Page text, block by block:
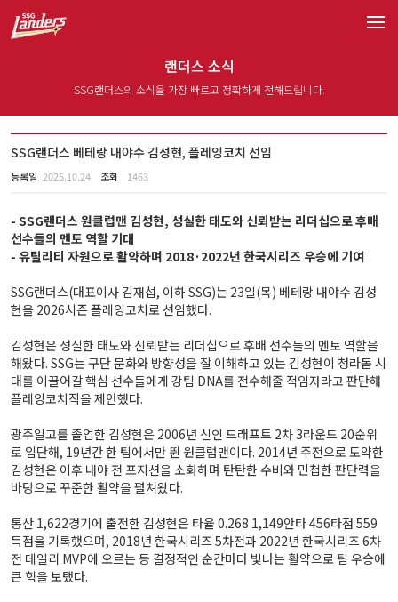
랜더스 소식
SSG랜더스의 소식을 가장 빠르고 정확하게 전해드립니다.
SSG랜더스 베테랑 내야수 김성현, 플레잉코치 선임
등록일 2025.10.24 조회 1463
- SSG랜더스 원클럽맨 김성현, 성실한 태도와 신뢰받는 리더십으로 후배
선수들의 멘토 역할 기대
- 유틸리티 자원으로 활약하며 2018·2022년 한국시리즈 우승에 기여
SSG랜더스(대표이사 김재섭, 이하 SSG)는 23일(목) 베테랑 내야수 김성
현을 2026시즌 플레잉코치로 선임했다.
김성현은 성실한 태도와 신뢰받는 리더십으로 후배 선수들의 멘토 역할을
해왔다. SSG는 구단 문화와 방향성을 잘 이해하고 있는 김성현이 청라돔 시
대를 이끌어갈 핵심 선수들에게 강팀 DNA를 전수해줄 적임자라고 판단해
플레잉코치직을 제안했다.
광주일고를 졸업한 김성현은 2006년 신인 드래프트 2차 3라운드 20순위
로 입단해, 19년간 한 팀에서만 뛴 원클럽맨이다. 2014년 주전으로 도약한
김성현은 이후 내야 전 포지션을 소화하며 탄탄한 수비와 민첩한 판단력을
바탕으로 꾸준한 활약을 펼쳐왔다.
통산 1,622경기에 출전한 김성현은 타율 0.268 1,149안타 456타점 559
득점을 기록했으며, 2018년 한국시리즈 5차전과 2022년 한국시리즈 6차
전 데일리 MVP에 오르는 등 결정적인 순간마다 빛나는 활약으로 팀 우승에
큰 힘을 보탰다.